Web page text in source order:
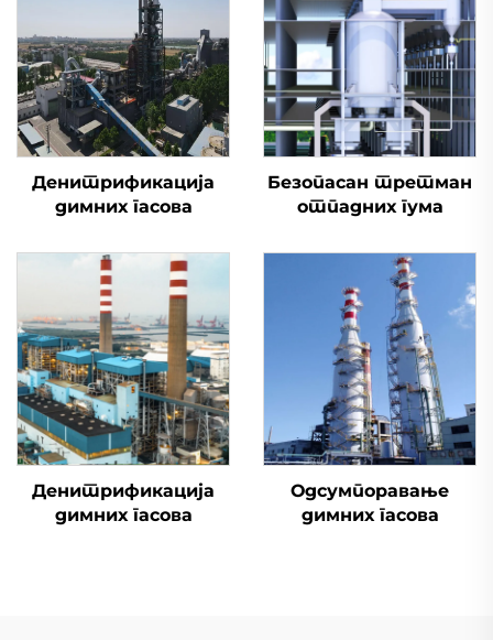
Денитрификација
димних гасова
Безопасан третман
отпадних гума
Денитрификација
димних гасова
Одсумпоравање
димних гасова